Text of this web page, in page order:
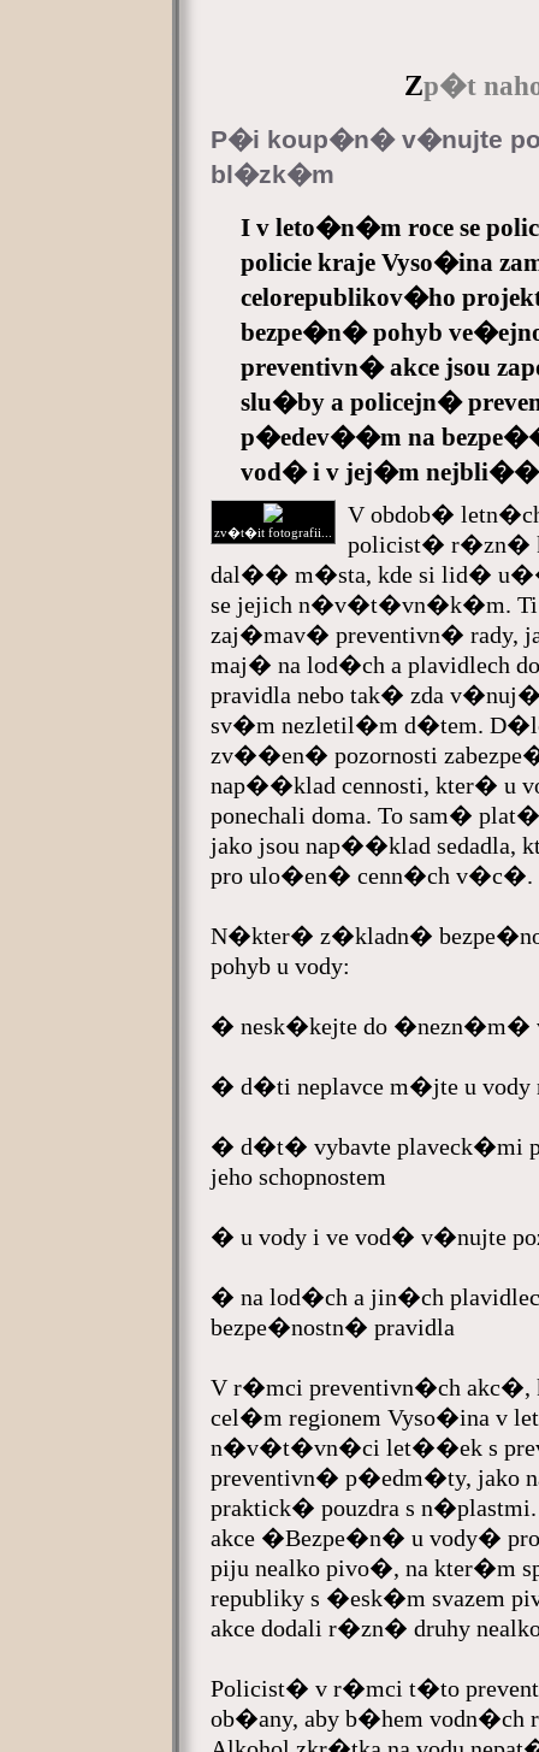
Zp�t
P�i koup�n� v�nujte
bl�zk�m
I v leto�n�m roce se
policie kraje Vyso�ina
celorepublikov�ho
bezpe�n� pohyb
preventivn� akce jsou
slu�by a policejn�
p�edev��m na
vod� i v jej�m
zv�t�it fotografii...
V obdob�
policist� r�zn�
dal�� m�sta, kde si lid�
se jejich n�v�t�vn�k�m. Ti
zaj�mav� preventivn� rady,
maj� na lod�ch a plavidlech
pravidla nebo tak� zda v�nuj�
sv�m nezletil�m d�tem.
zv��en� pozornosti
nap��klad cennosti, kter� u
ponechali doma. To sam�
jako jsou nap��klad sedadla,
pro ulo�en� cenn�ch v�c�.
N�kter� z�kladn�
pohyb u vody:
� nesk�kejte do �nezn�m�
� d�ti neplavce m�jte u vody
� d�t� vybavte plaveck�mi
jeho schopnostem
� u vody i ve vod� v�nujte
� na lod�ch a jin�ch
bezpe�nostn� pravidla
V r�mci preventivn�ch
cel�m regionem Vyso�ina v
n�v�t�vn�ci let��ek s
preventivn� p�edm�ty,
praktick� pouzdra s
akce �Bezpe�n� u vody�
piju nealko pivo�, na kter�m
republiky s �esk�m svazem
akce dodali r�zn� druhy
Policist� v r�mci t�to
ob�any, aby b�hem vodn�ch